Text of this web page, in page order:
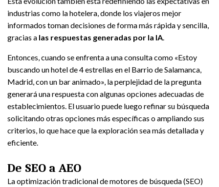
industrias como la hotelera, donde los viajeros mejor
informados toman decisiones de forma más rápida y sencilla,
gracias a las respuestas generadas por la IA.
Entonces, cuando se enfrenta a una consulta como «Estoy
buscando un hotel de 4 estrellas en el Barrio de Salamanca,
Madrid, con un bar animado», la perplejidad de la pregunta
generará una respuesta con algunas opciones adecuadas de
establecimientos. El usuario puede luego refinar su búsqueda
solicitando otras opciones más específicas o ampliando sus
criterios, lo que hace que la exploración sea más detallada y
eficiente.
De SEO a AEO
La optimización tradicional de motores de búsqueda (SEO)